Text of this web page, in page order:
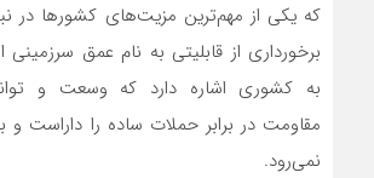
که یکی از مهم‌ترین مزیت‌های کشورها در
برخورداری از قابلیتی به نام عمق
به کشوری اشاره دارد که وسعت و
مقاومت در برابر حملات ساده را داراست و
نمی‌رود.